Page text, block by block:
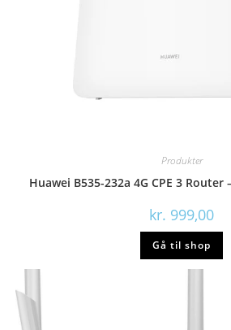
Produkter
Huawei B535-232a 4G CPE 3 Router
kr. 999,00
Gå til shop